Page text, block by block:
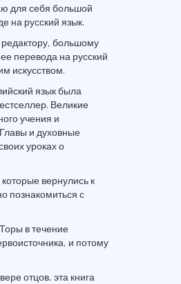
для себя большой
на русский язык.
редактору, большому
перевода на русский
искусством.
язык была
Великие
учения и
и духовные
уроках о
вернулись к
познакомиться с
в течение
и потому
отцов, эта книга